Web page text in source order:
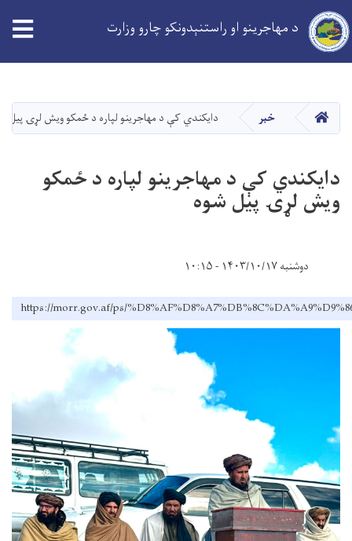
main
content
د مهاجرینو او راستنېدونکو چارو وزارت
کورپاڼه خبر دایکندي کې د مهاجرینو لپاره د ځمکو ویش لړۍ پیل
دایکندي کې د مهاجرینو لپاره د ځمکو
ویش لړۍ پیل شوه
دوشنبه ۱۴۰۳/۱۰/۱۷ - ۱۰:۱۵
https://morr.gov.af/ps/